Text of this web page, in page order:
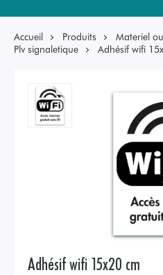
Accueil Produits
Materiel
Plv signaletique
Adhésif wifi
Adhésif wifi 15x20 cm